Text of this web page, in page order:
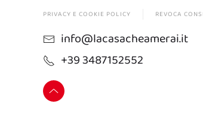
PRIVACY E COOKIE POLICY REVOCA
info@lacasacheamerai.it
+39 3487152552